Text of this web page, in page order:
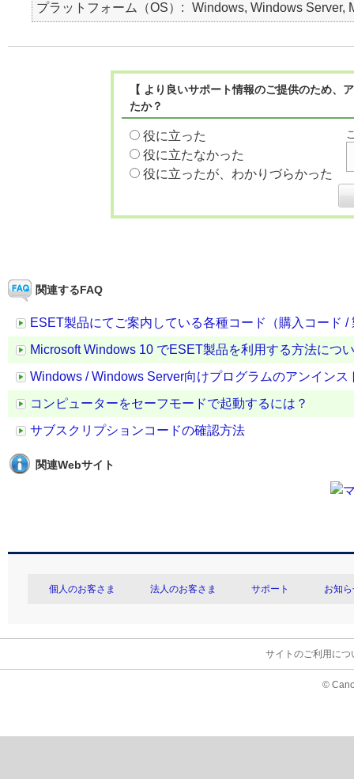
プラットフォーム（OS） Windows, Windows Server,
【 より良いサポート情報のご提供のため
たか？
役に立った
役に立たなかった
役に立ったが、わかりづらかった
関連するFAQ
ESET製品にてご案内している各種コード（購入コード
Microsoft Windows 10 でESET製品を利用する方法につ
Windows / Windows Server向けプログラムのアンインス
コンピューターをセーフモードで起動するには？
サブスクリプションコードの確認方法
関連Webサイト
個人のお客さま 法人のお客さま サポート お知
サイトのご利用につ
©